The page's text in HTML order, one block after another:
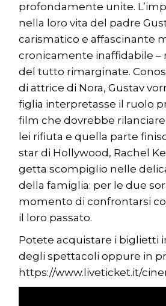
profondamente unite.
nella loro vita del padre
carismatico e affascinante
cronicamente inaffidabile –
del tutto rimarginate.
di attrice di Nora, Gustav
figlia interpretasse il ruolo
film che dovrebbe rilanciare
lei rifiuta e quella parte
star di Hollywood, Rachel
getta scompiglio nelle
della famiglia: per le due
momento di confrontarsi
il loro passato.
Potete acquistare i biglietti
degli spettacoli oppure in
https://www.liveticket.it/